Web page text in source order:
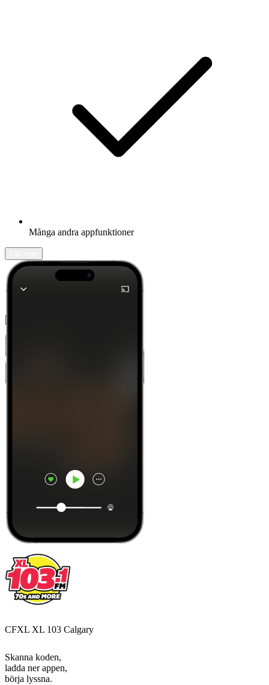
Många andra appfunktioner
CFXL XL 103 Calgary
Skanna koden,
ladda ner appen,
börja lyssna.